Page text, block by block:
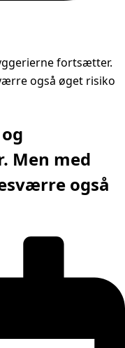
fortsætter.
også øget risiko
Men med
også